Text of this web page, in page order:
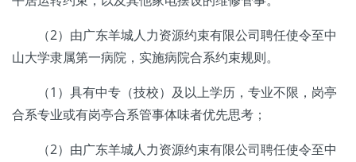
（2）由广东羊城人力资源约束有限公司聘任使令至中
山大学隶属第一病院，实施病院合系约束规则。
（1）具有中专（技校）及以上学历，专业不限，岗亭
合系专业或有岗亭合系管事体味者优先思考；
（2）由广东羊城人力资源约束有限公司聘任使令至中